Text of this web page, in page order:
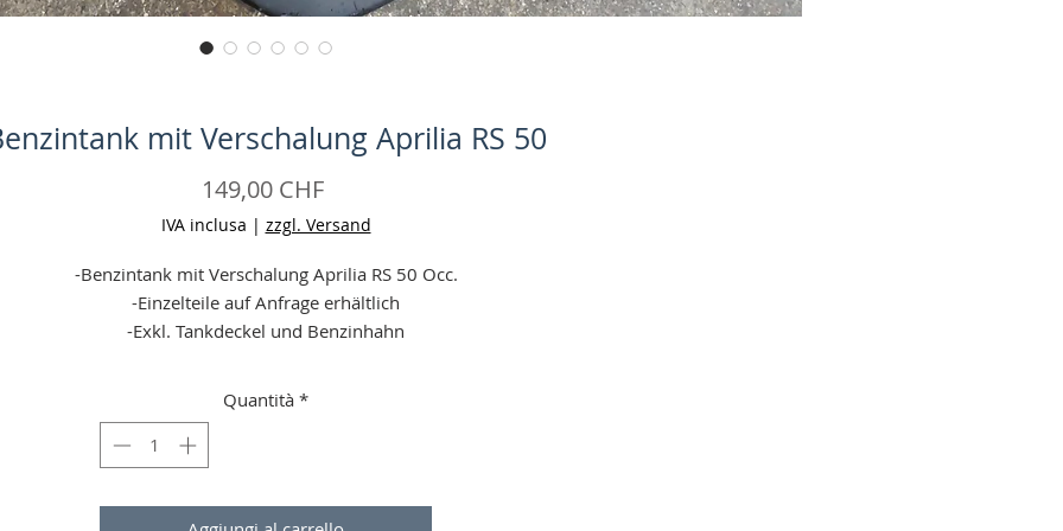
mit Verschalung Aprilia RS 50
149,00 CHFPrezzo
IVA inclusa | zzgl. Versand
-Benzintank mit Verschalung Aprilia RS 50 Occ.
-Einzelteile auf Anfrage erhältlich
-Exkl. Tankdeckel und Benzinhahn
-Farbe: schwarz
-Material Kunststoff
Garantie (wenn defekt bei erhalt (24 h Frist, Falschbestellungen
gelten nicht!) = Geld zurück)
-Angaben ohne Gewähr
Quantità *